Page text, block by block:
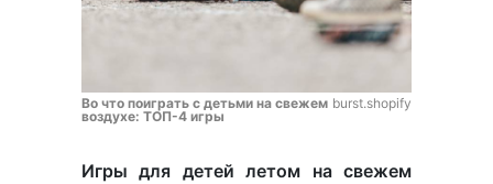
Во что поиграть с детьми на свежем
воздухе: ТОП-4 игры
burst.shopify
Игры для детей летом на свежем